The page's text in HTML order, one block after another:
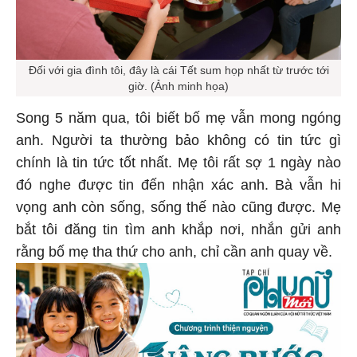
Đối với gia đình tôi, đây là cái Tết sum họp nhất từ trước tới
giờ. (Ảnh minh họa)
Song 5 năm qua, tôi biết bố mẹ vẫn mong ngóng
anh. Người ta thường bảo không có tin tức gì
chính là tin tức tốt nhất. Mẹ tôi rất sợ 1 ngày nào
đó nghe được tin đến nhận xác anh. Bà vẫn hi
vọng anh còn sống, sống thế nào cũng được. Mẹ
bắt tôi đăng tin tìm anh khắp nơi, nhắn gửi anh
rằng bố mẹ tha thứ cho anh, chỉ cần anh quay về.